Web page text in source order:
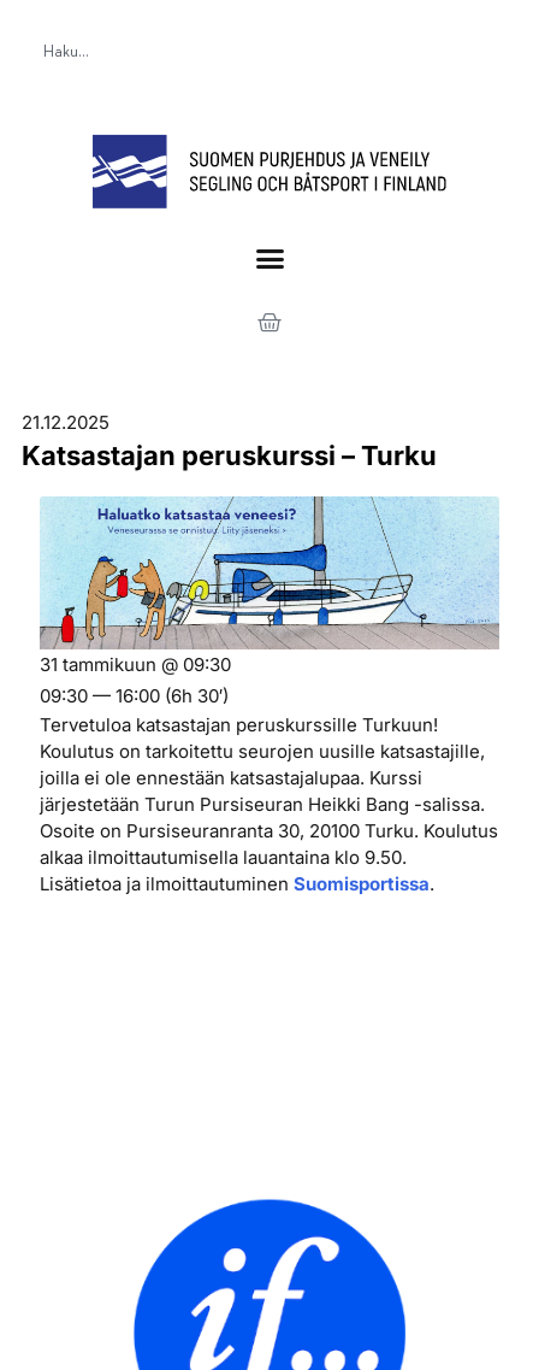
21.12.2025
Katsastajan peruskurssi – Turku
Tervetuloa katsastajan peruskurssille Turkuun!
Koulutus on tarkoitettu seurojen uusille katsastajille,
joilla ei ole ennestään katsastajalupaa. Kurssi
järjestetään Turun Pursiseuran Heikki Bang -salissa.
Osoite on Pursiseuranranta 30, 20100 Turku. Koulutus
alkaa ilmoittautumisella lauantaina klo 9.50.
Lisätietoa ja ilmoittautuminen Suomisportissa.
31 tammikuun @ 09:30
09:30 — 16:00 (6h 30′)